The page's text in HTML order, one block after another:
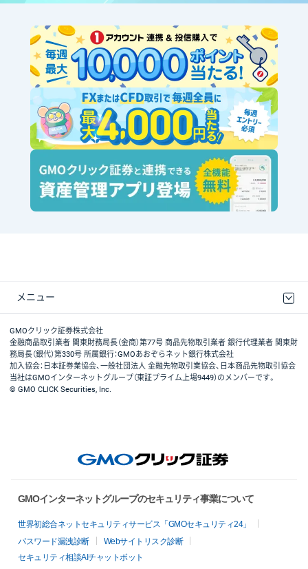
メニュー
取引規程・約款
最良執行方針
ディスクレイマー
リスク説明
GMOクリック証券ホームページ
GMOクリック証券株式会社
金融商品取引業者 関東財務局長（金商）第77号 商品先物取引業者 銀行代理業者 関東財
務局長（銀代）第330号 所属銀行：GMOあおぞらネット銀行株式会社
加入協会：日本証券業協会、一般社団法人 金融先物取引業協会、日本商品先物取引協会
当社はGMOインターネットグループ（東証プライム上場9449）のメンバーです。
© GMO CLICK Securities, Inc.
GMOインターネットグループのセキュリティ事業について
世界初総合ネットセキュリティサービス「GMOセキュリティ24」
パスワード漏洩診断
Webサイトリスク診断
セキュリティ相談AIチャットボット